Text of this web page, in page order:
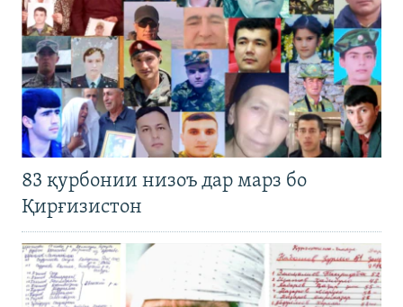
83 қурбонии низоъ дар марз бо
Қирғизистон